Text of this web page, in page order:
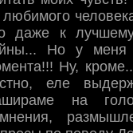
любимого
даже к
Но у
Ну,
еле
на